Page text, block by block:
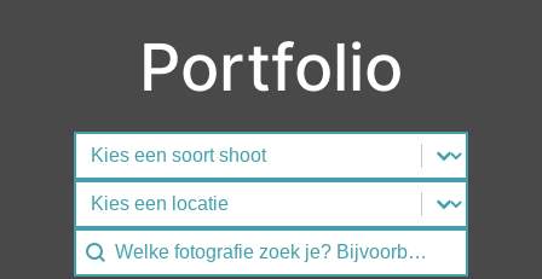
Portfolio
Select content
Select content
Search